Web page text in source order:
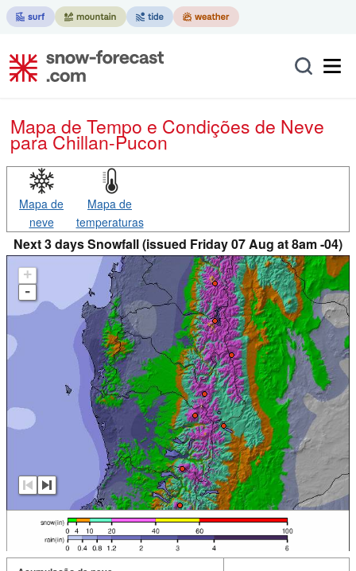
Mapa de Tempo e Condições de Neve
para Chillan-Pucon
Mapa de
neve
Mapa de
temperaturas
Next 3 days Snowfall (issued Friday 07 Aug at 8am -04)
+
-